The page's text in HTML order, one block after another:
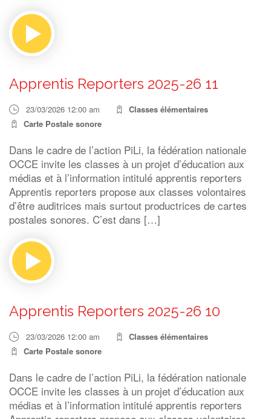
Apprentis Reporters 2025-26 11
23/03/2026 12:00 am
Classes élémentaires
Carte Postale sonore
Dans le cadre de l’action PiLi, la fédération nationale
OCCE invite les classes à un projet d’éducation aux
médias et à l’information intitulé apprentis reporters
Apprentis reporters propose aux classes volontaires
d’être auditrices mais surtout productrices de cartes
postales sonores. C’est dans […]
Apprentis Reporters 2025-26 10
23/03/2026 12:00 am
Classes élémentaires
Carte Postale sonore
Dans le cadre de l’action PiLi, la fédération nationale
OCCE invite les classes à un projet d’éducation aux
médias et à l’information intitulé apprentis reporters